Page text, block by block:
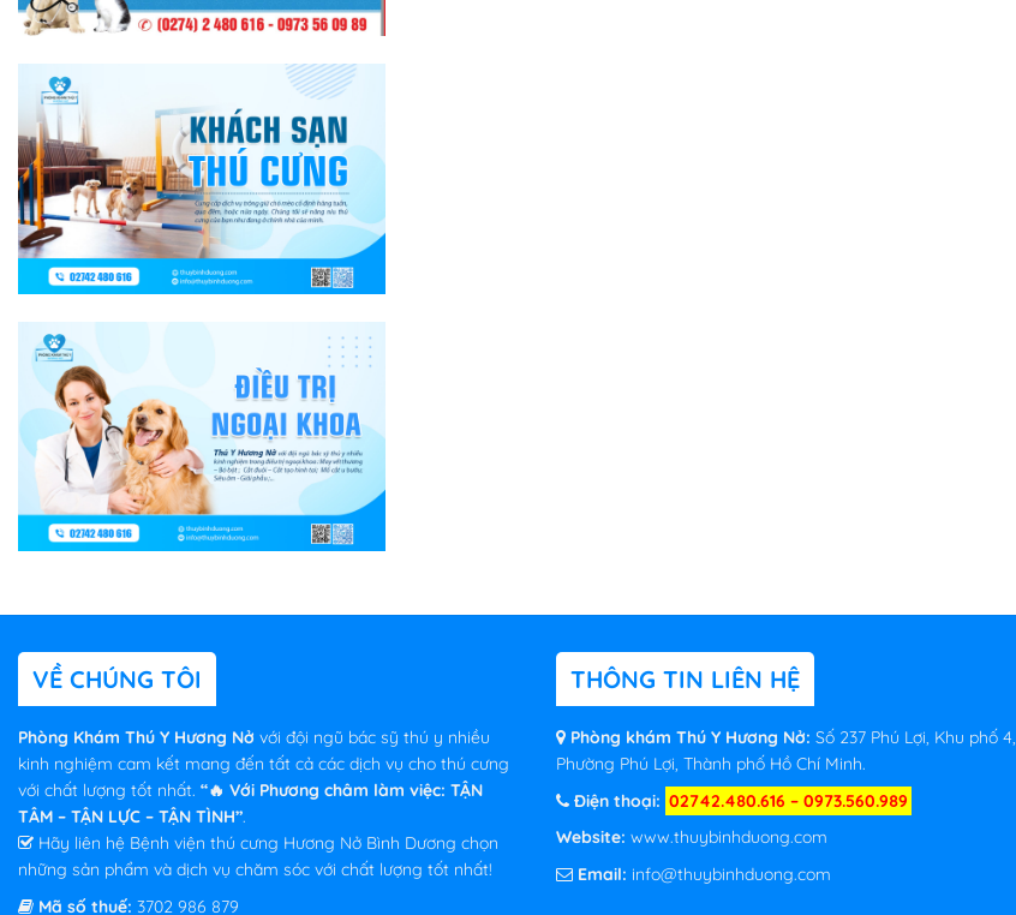
VỀ CHÚNG TÔI
Phòng Khám Thú Y Hương Nở với đội ngũ bác sỹ thú y nhiều
kinh nghiệm cam kết mang đến tất cả các dịch vụ cho thú cưng
với chất lượng tốt nhất. “🔥 Với Phương châm làm việc: TẬN
TÂM – TẬN LỰC – TẬN TÌNH”.
Hãy liên hệ Bệnh viện thú cưng Hương Nở Bình Dương chọn
những sản phẩm và dịch vụ chăm sóc với chất lượng tốt nhất!
Mã số thuế: 3702 986 879
THÔNG TIN LIÊN HỆ
Phòng khám Thú Y Hương Nở: Số 237 Phú Lợi, Khu phố 4,
Phường Phú Lợi, Thành phố Hồ Chí Minh.
Điện thoại: 02742.480.616 – 0973.560.989
Website: www.thuybinhduong.com
Email: info@thuybinhduong.com